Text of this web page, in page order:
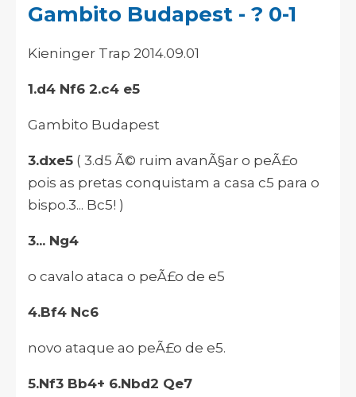
Gambito Budapest - ? 0-1
Kieninger Trap 2014.09.01
1.d4 Nf6 2.c4 e5
Gambito Budapest
3.dxe5 ( 3.d5 Ã© ruim avanÃ§ar o peÃ£o
pois as pretas conquistam a casa c5 para o
bispo.3... Bc5! )
3... Ng4
o cavalo ataca o peÃ£o de e5
4.Bf4 Nc6
novo ataque ao peÃ£o de e5.
5.Nf3 Bb4+ 6.Nbd2 Qe7